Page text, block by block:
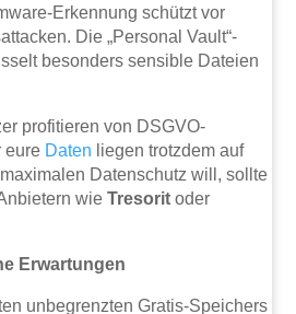
Erkennung schützt vor
Die „Personal Vault“-
besonders sensible Dateien
profitieren von DSGVO-
eure Daten liegen trotzdem auf
Datenschutz will, sollte
wieTresorit oder
Erwartungen
unbegrenzten Gratis-Speichers